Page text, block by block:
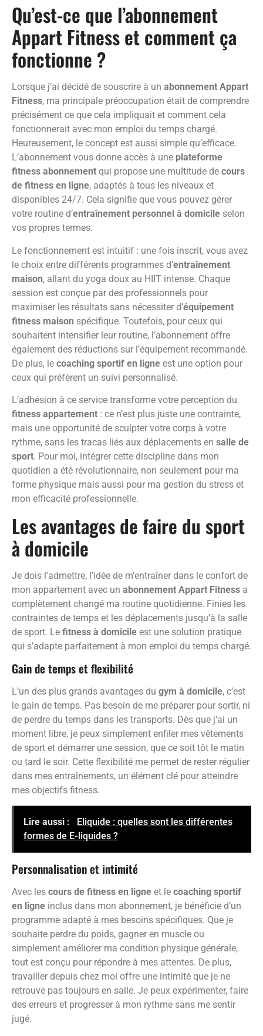
Qu’est-ce que l’abonnement
Appart Fitness et comment ça
fonctionne ?
Lorsque j’ai décidé de souscrire à un abonnement Appart
Fitness, ma principale préoccupation était de comprendre
précisément ce que cela impliquait et comment cela
fonctionnerait avec mon emploi du temps chargé.
Heureusement, le concept est aussi simple qu’efficace.
L’abonnement vous donne accès à une plateforme
fitness abonnement qui propose une multitude de cours
de fitness en ligne, adaptés à tous les niveaux et
disponibles 24/7. Cela signifie que vous pouvez gérer
votre routine d’entraînement personnel à domicile selon
vos propres termes.
Le fonctionnement est intuitif : une fois inscrit, vous avez
le choix entre différents programmes d’entraînement
maison, allant du yoga doux au HIIT intense. Chaque
session est conçue par des professionnels pour
maximiser les résultats sans nécessiter d’équipement
fitness maison spécifique. Toutefois, pour ceux qui
souhaitent intensifier leur routine, l’abonnement offre
également des réductions sur l’équipement recommandé.
De plus, le coaching sportif en ligne est une option pour
ceux qui préfèrent un suivi personnalisé.
L’adhésion à ce service transforme votre perception du
fitness appartement : ce n’est plus juste une contrainte,
mais une opportunité de sculpter votre corps à votre
rythme, sans les tracas liés aux déplacements en salle de
sport. Pour moi, intégrer cette discipline dans mon
quotidien a été révolutionnaire, non seulement pour ma
forme physique mais aussi pour ma gestion du stress et
mon efficacité professionnelle.
Les avantages de faire du sport
à domicile
Je dois l’admettre, l’idée de m’entraîner dans le confort de
mon appartement avec un abonnement Appart Fitness a
complètement changé ma routine quotidienne. Finies les
contraintes de temps et les déplacements jusqu’à la salle
de sport. Le fitness à domicile est une solution pratique
qui s’adapte parfaitement à mon emploi du temps chargé.
Gain de temps et flexibilité
L’un des plus grands avantages du gym à domicile, c’est
le gain de temps. Pas besoin de me préparer pour sortir, ni
de perdre du temps dans les transports. Dès que j’ai un
moment libre, je peux simplement enfiler mes vêtements
de sport et démarrer une session, que ce soit tôt le matin
ou tard le soir. Cette flexibilité me permet de rester régulier
dans mes entraînements, un élément clé pour atteindre
mes objectifs fitness.
Lire aussi :
Eliquide : quelles sont les différentes
formes de E-liquides ?
Personnalisation et intimité
Avec les cours de fitness en ligne et le coaching sportif
en ligne inclus dans mon abonnement, je bénéficie d’un
programme adapté à mes besoins spécifiques. Que je
souhaite perdre du poids, gagner en muscle ou
simplement améliorer ma condition physique générale,
tout est conçu pour répondre à mes attentes. De plus,
travailler depuis chez moi offre une intimité que je ne
retrouve pas toujours en salle. Je peux expérimenter, faire
des erreurs et progresser à mon rythme sans me sentir
jugé.